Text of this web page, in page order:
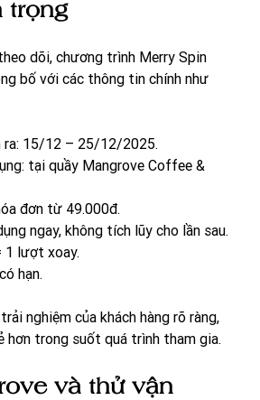
trọng
dõi, chương trình Merry Spin
bố với các thông tin chính như
ra: 15/12 – 25/12/2025.
tại quầy Mangrove Coffee &
đơn từ 49.000đ.
ngay, không tích lũy cho lần sau.
1 lượt xoay.
hạn.
nghiệm của khách hàng rõ ràng,
hơn trong suốt quá trình tham gia.
và thử vận